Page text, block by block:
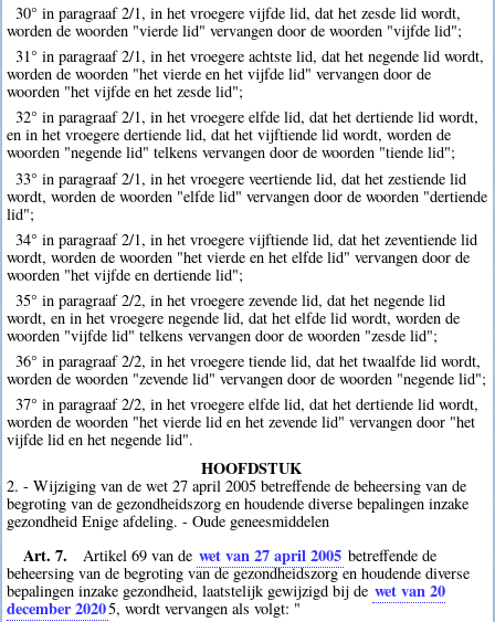
30° in paragraaf 2/1, in het vroegere vijfde lid, dat het zesde lid wordt,
worden de woorden "vierde lid" vervangen door de woorden "vijfde lid";
31° in paragraaf 2/1, in het vroegere achtste lid, dat het negende lid wordt,
worden de woorden "het vierde en het vijfde lid" vervangen door de
woorden "het vijfde en het zesde lid";
32° in paragraaf 2/1, in het vroegere elfde lid, dat het dertiende lid wordt,
en in het vroegere dertiende lid, dat het vijftiende lid wordt, worden de
woorden "negende lid" telkens vervangen door de woorden "tiende lid";
33° in paragraaf 2/1, in het vroegere veertiende lid, dat het zestiende lid
wordt, worden de woorden "elfde lid" vervangen door de woorden "dertiende
lid";
34° in paragraaf 2/1, in het vroegere vijftiende lid, dat het zeventiende lid
wordt, worden de woorden "het vierde en het elfde lid" vervangen door de
woorden "het vijfde en dertiende lid";
35° in paragraaf 2/2, in het vroegere zevende lid, dat het negende lid
wordt, en in het vroegere negende lid, dat het elfde lid wordt, worden de
woorden "vijfde lid" telkens vervangen door de woorden "zesde lid";
36° in paragraaf 2/2, in het vroegere tiende lid, dat het twaalfde lid wordt,
worden de woorden "zevende lid" vervangen door de woorden "negende lid";
37° in paragraaf 2/2, in het vroegere elfde lid, dat het dertiende lid wordt,
worden de woorden "het vierde lid en het zevende lid" vervangen door "het
vijfde lid en het negende lid".
HOOFDSTUK
2. - Wijziging van de wet 27 april 2005 betreffende de beheersing van de
begroting van de gezondheidszorg en houdende diverse bepalingen inzake
gezondheid Enige afdeling. - Oude geneesmiddelen
Art. 7. Artikel 69 van de wet van 27 april 2005 betreffende de
beheersing van de begroting van de gezondheidszorg en houdende diverse
bepalingen inzake gezondheid, laatstelijk gewijzigd bij de wet van 20
december 20205, wordt vervangen als volgt: "